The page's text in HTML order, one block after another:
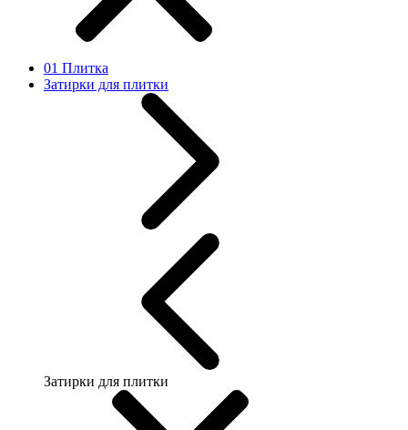
01 Плитка
Затирки для плитки
Затирки для плитки